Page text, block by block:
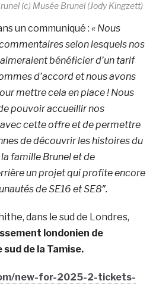
(c) Musée Brunel (Jody Kingzett)
un communiqué : « Nous
selon lesquels nos
bénéficier d’un tarif
d’accord et nous avons
mettre cela en place ! Nous
pouvoir accueillir nos
cette offre et de permettre
de découvrir les histoires du
famille Brunel et de
un projet qui profite encore
de SE16 et SE8″.
dans le sud de Londres,
londonien de
de la Tamise.
new-for-2025-2-tickets-